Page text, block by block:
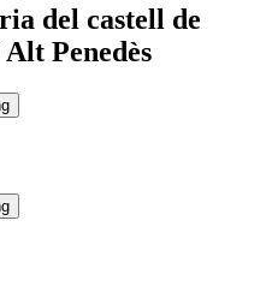
del castell de
Penedès